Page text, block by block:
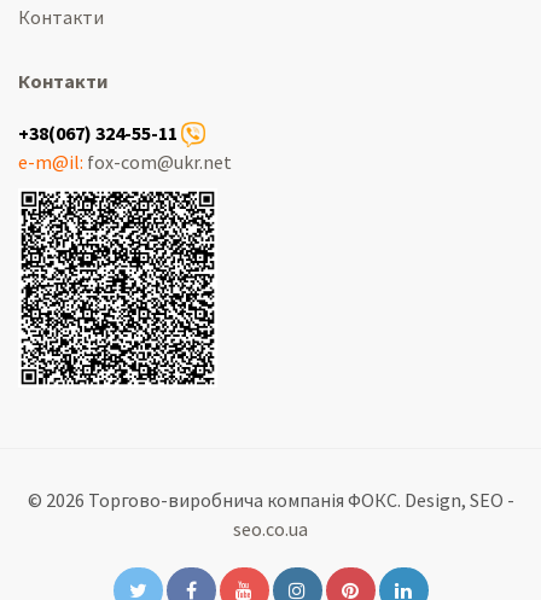
Контакти
Контакти
+38(067) 324-55-11
e-m@il: fox-com@ukr.net
© 2026 Торгово-виробнича компанія ФОКС. Design, SEO -
seo.co.ua